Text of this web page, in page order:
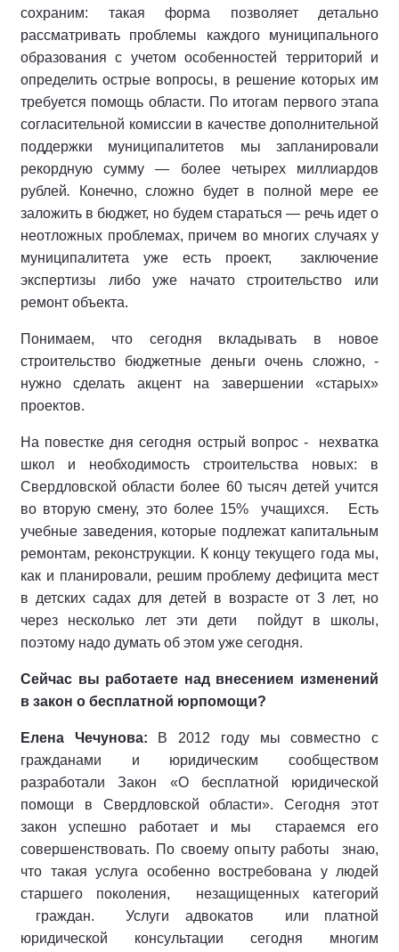
сохраним: такая форма позволяет детально
рассматривать проблемы каждого муниципального
образования с учетом особенностей территорий и
определить острые вопросы, в решение которых им
требуется помощь области. По итогам первого этапа
согласительной комиссии в качестве дополнительной
поддержки муниципалитетов мы запланировали
рекордную сумму — более четырех миллиардов
рублей.
Конечно, сложно будет в полной мере ее
заложить в бюджет, но будем стараться — речь идет о
неотложных проблемах, причем во многих случаях у
муниципалитета уже есть проект, заключение
экспертизы либо уже начато строительство или
ремонт объекта.
Понимаем, что сегодня вкладывать в новое
строительство бюджетные деньги очень сложно, -
нужно сделать акцент на завершении «старых»
проектов.
На повестке дня сегодня острый вопрос - нехватка
школ и необходимость строительства новых: в
Свердловской области более 60 тысяч детей учится
во вторую смену, это более 15% учащихся. Есть
учебные заведения, которые подлежат капитальным
ремонтам, реконструкции. К концу текущего года мы,
как и планировали, решим проблему дефицита мест
в детских садах для детей в возрасте от 3 лет, но
через несколько лет эти дети пойдут в школы,
поэтому надо думать об этом уже сегодня.
Сейчас вы работаете над внесением изменений
в закон о бесплатной юрпомощи?
Елена Чечунова: В 2012 году мы совместно с
гражданами и юридическим сообществом
разработали Закон «О бесплатной юридической
помощи в Свердловской области». Сегодня этот
закон успешно работает и мы стараемся его
совершенствовать. По своему опыту работы знаю,
что такая услуга особенно востребована у людей
старшего поколения, незащищенных категорий
граждан. Услуги адвокатов или платной
юридической консультации сегодня многим